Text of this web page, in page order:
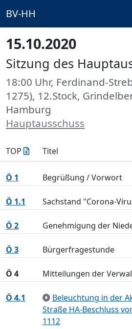
BV-HH
15.10.2020
Sitzung des
18:00 Uhr, Ferdinand-
1275), 12.Stock,
Hamburg
Hauptausschuss
TOP Titel
Ö 1 Begrüßung / Vorwort
Ö 1.1 Sachstand "Corona-
Ö 2 Genehmigung der
Ö 3 Bürgerfragestunde
Ö 4 Mitteilungen der
Ö 4.1
Beleuchtung in der
Straße HA-Beschluss
1112